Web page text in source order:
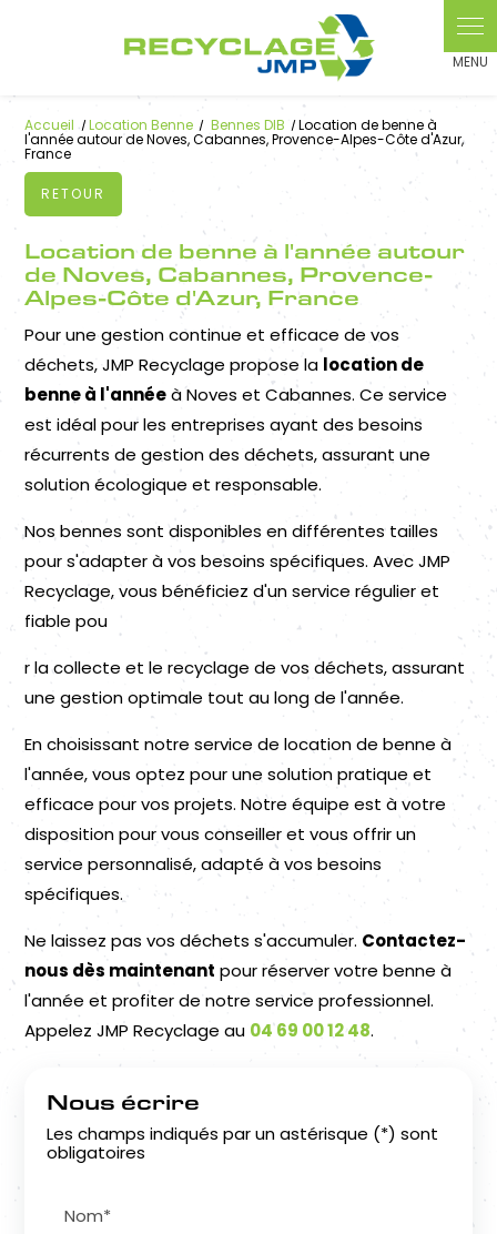
Accueil Location Benne Bennes DIB Location de benne à
l'année autour de Noves, Cabannes, Provence-Alpes-Côte d'Azur,
France
RETOUR
Location de benne à l'année autour
de Noves, Cabannes, Provence-
Alpes-Côte d'Azur, France
Pour une gestion continue et efficace de vos
déchets, JMP Recyclage propose la location de
benne à l'annéeà Noves et Cabannes. Ce service
est idéal pour les entreprises ayant des besoins
récurrents de gestion des déchets, assurant une
solution écologique et responsable.
Nos bennes sont disponibles en différentes tailles
pour s'adapter à vos besoins spécifiques. Avec JMP
Recyclage, vous bénéficiez d'un service régulier et
fiable pou
r la collecte et le recyclage de vos déchets, assurant
une gestion optimale tout au long de l'année.
En choisissant notre service de location de benne à
l'année, vous optez pour une solution pratique et
efficace pour vos projets. Notre équipe est à votre
disposition pour vous conseiller et vous offrir un
service personnalisé, adapté à vos besoins
spécifiques.
Ne laissez pas vos déchets s'accumuler. Contactez-
nous dès maintenant pour réserver votre benne à
l'année et profiter de notre service professionnel.
Appelez JMP Recyclage au 04 69 00 12 48.
Nous écrire
Les champs indiqués par un astérisque (*) sont
obligatoires
Nom*